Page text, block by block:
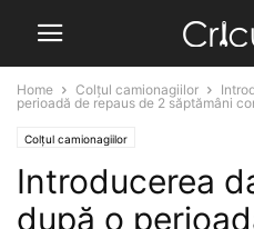
Home Colțul camionagiilor
perioadă de repaus de 2 săptămâni
Colțul camionagiilor
Introducerea
după o